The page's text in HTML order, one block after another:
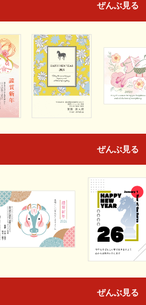
ぜんぶ見る
ぜんぶ見る
ぜんぶ見る